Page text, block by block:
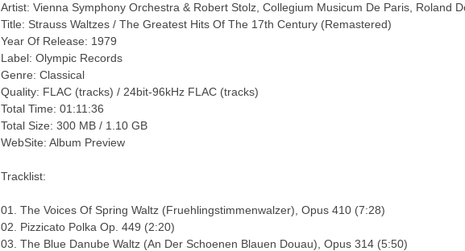
Artist: Vienna Symphony Orchestra & Robert Stolz, Collegium Musicum De Paris, Roland
Title: Strauss Waltzes / The Greatest Hits Of The 17th Century (Remastered)
Year Of Release: 1979
Label: Olympic Records
Genre: Classical
Quality: FLAC (tracks) / 24bit-96kHz FLAC (tracks)
Total Time: 01:11:36
Total Size: 300 MB / 1.10 GB
WebSite: Album Preview
Tracklist:
01. The Voices Of Spring Waltz (Fruehlingstimmenwalzer), Opus 410 (7:28)
02. Pizzicato Polka Op. 449 (2:20)
03. The Blue Danube Waltz (An Der Schoenen Blauen Douau), Opus 314 (5:50)